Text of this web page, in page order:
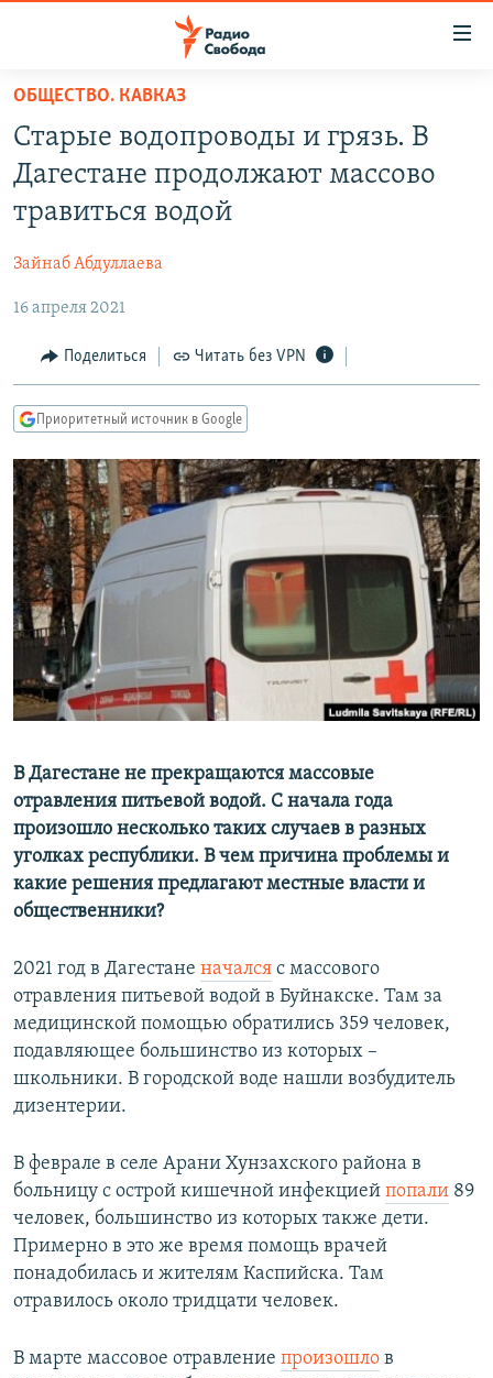
упрощенного
доступа
Вернуться
основному
Вернутся
навигации
Вернутся
поиску
ПОДКАСТЫ
АВТОРСКИЕ ПРОЕКТЫ
МНЕНИЯ
КУЛЬТУРА
IDEL.РЕАЛИИ
СЕВЕР.РЕАЛИИ
СИБИРЬ.РЕАЛИИ
РАСПИСАНИЕ ВЕЩАНИЯ
ПОДПИШИТЕСЬ НА РАССЫЛКУ
СОЦИАЛЬНЫЕ СЕТИ
Все сайты РСЕ/РС
ОБЩЕСТВО. КАВКАЗ
Старые водопроводы и грязь. В
Дагестане продолжают массово
травиться водой
Зайнаб Абдуллаева
16 апреля 2021
Поделиться Читать без VPN
Приоритетный источник в Google
В Дагестане не прекращаются массовые
отравления питьевой водой. С начала года
произошло несколько таких случаев в разных
уголках республики. В чем причина проблемы и
какие решения предлагают местные власти и
общественники?
2021 год в Дагестане начался с массового
отравления питьевой водой в Буйнакске. Там за
медицинской помощью обратились 359 человек,
подавляющее большинство из которых –
школьники. В городской воде нашли возбудитель
дизентерии.
В феврале в селе Арани Хунзахского района в
больницу с острой кишечной инфекцией попали 89
человек, большинство из которых также дети.
Примерно в это же время помощь врачей
понадобилась и жителям Каспийска. Там
отравилось около тридцати человек.
В марте массовое отравление произошло в